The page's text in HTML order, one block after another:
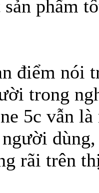
phẩm
điểm nói
trong
5c vẫn
rãi trên